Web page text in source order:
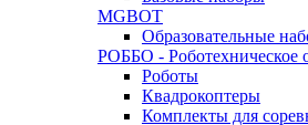
MGBOT
Образовательные
РОББО - Роботехническое
Роботы
Квадрокоптеры
Комплекты для